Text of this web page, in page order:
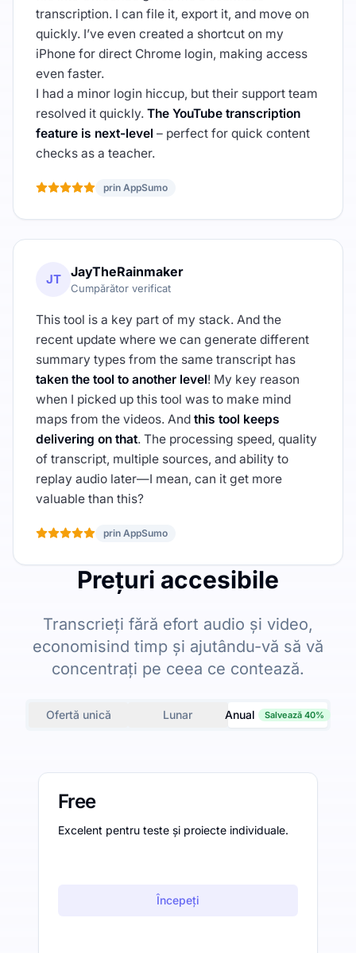
transcription. I can file it, export it, and move on
quickly. I’ve even created a shortcut on my
iPhone for direct Chrome login, making access
even faster.
I had a minor login hiccup, but their support team
resolved it quickly. The YouTube transcription
feature is next-level – perfect for quick content
checks as a teacher.
prin AppSumo
JT JayTheRainmaker
Cumpărător verificat
This tool is a key part of my stack. And the
recent update where we can generate different
summary types from the same transcript has
taken the tool to another level! My key reason
when I picked up this tool was to make mind
maps from the videos. And this tool keeps
delivering on that. The processing speed, quality
of transcript, multiple sources, and ability to
replay audio later—I mean, can it get more
valuable than this?
prin AppSumo
Prețuri accesibile
Transcrieți fără efort audio și video,
economisind timp și ajutându-vă să vă
concentrați pe ceea ce contează.
Ofertă unică Lunar Anual Salvează 40%
Free
Excelent pentru teste și proiecte individuale.
Începeți